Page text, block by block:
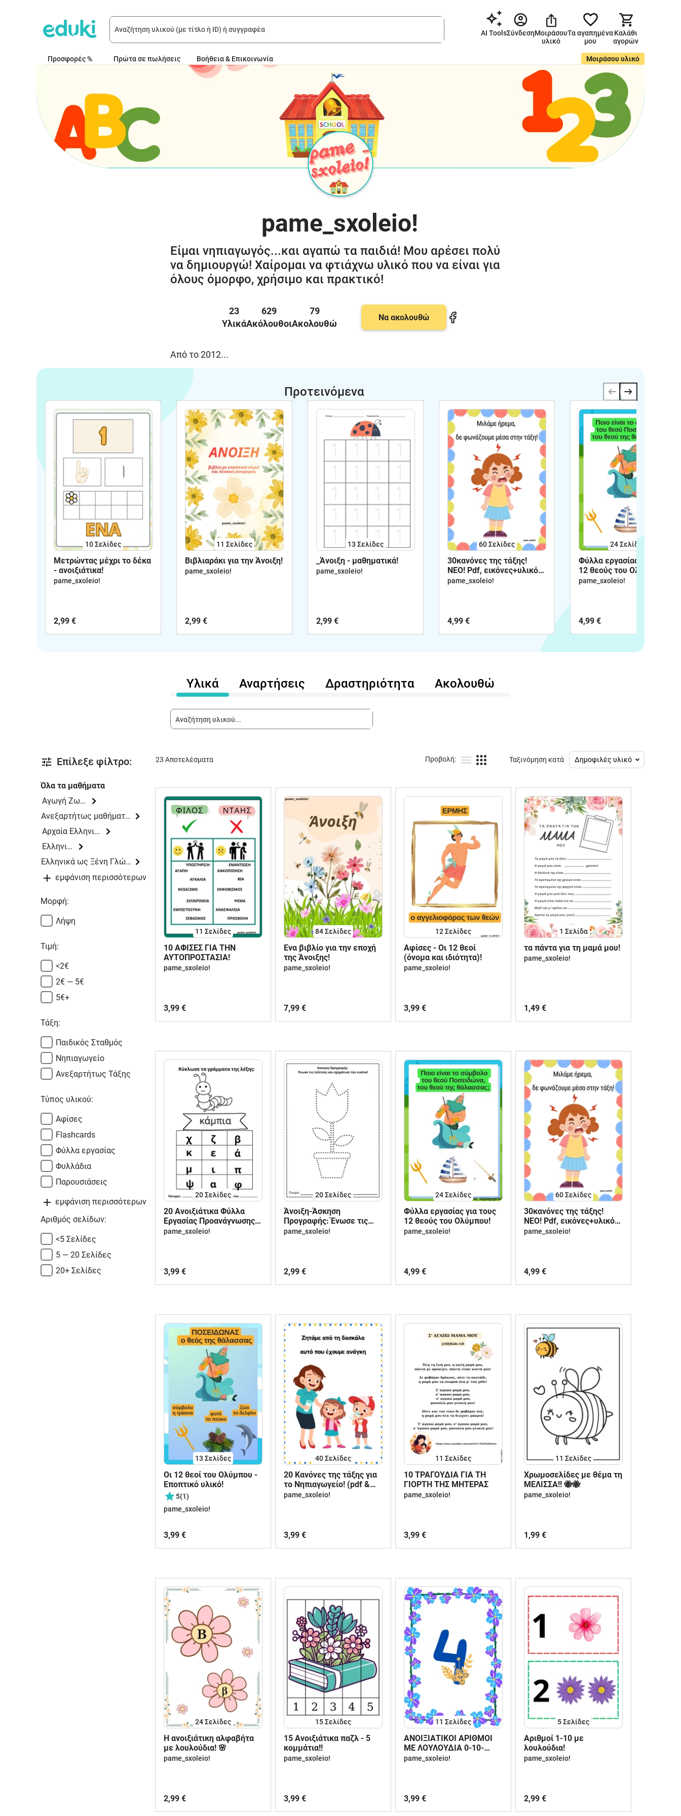
AI ToolsΣύνδεσηΜοιράσου
υλικό
Τα αγαπημένα
μου
Καλάθι
αγορών
Προσφορές % Πρώτα σε πωλήσεις Μοιράσου υλικό
Βοήθεια & Επικοινωνία
pame_sxoleio!
Είμαι νηπιαγωγός...και αγαπώ τα παιδιά! Μου αρέσει πολύ
να δημιουργώ! Χαίρομαι να φτιάχνω υλικό που να είναι για
όλους όμορφο, χρήσιμο και πρακτικό!
23
Υλικά
629
Ακόλουθοι
79
Ακολουθώ
Να ακολουθώ
Από το 2012...
Προτεινόμενα
10Σελίδες
Μετρώντας μέχρι το δέκα
- ανοιξιάτικα!
pame_sxoleio!
2,99 €
11 Σελίδες
Βιβλιαράκι για την Άνοιξη!
pame_sxoleio!
2,99 €
13 Σελίδες
_Άνοιξη - μαθηματικά!
pame_sxoleio!
2,99 €
60Σελίδες
30κανόνες της τάξης!
ΝΕΟ! Pdf, εικόνες+υλικό
επεξεργασίας!
pame_sxoleio!
4,99 €
24Σελίδες
Φύλλα εργασίας για τους
12 θεούς του Ολύμπου!
pame_sxoleio!
4,99 €
Υλικά Αναρτήσεις Δραστηριότητα Ακολουθώ
Επίλεξε φίλτρο:
Όλα τα μαθήματα
Αγωγή Ζωής
Ανεξαρτήτως μαθήματος
Αρχαία Ελληνικά
Ελληνικά
Ελληνικά ως Ξένη Γλώσσα
εμφάνιση περισσότερων
Μορφή:
Λήψη
Τιμή:
<2€
2€ — 5€
5€+
Τάξη:
Παιδικός Σταθμός
Νηπιαγωγείο
Ανεξαρτήτως Τάξης
Τύπος υλικού:
Αφίσες
Flashcards
Φύλλα εργασίας
Φυλλάδια
Παρουσιάσεις
εμφάνιση περισσότερων
Αριθμός σελίδων:
<5 Σελίδες
5 — 20 Σελίδες
20+ Σελίδες
23 Αποτελέσματα Προβολή: Ταξινόμηση κατά Δημοφιλές υλικό
11 Σελίδες
10 ΑΦΙΣΕΣ ΓΙΑ ΤΗΝ
ΑΥΤΟΠΡΟΣΤΑΣΙΑ!
pame_sxoleio!
3,99 €
84Σελίδες
Ένα βιβλίο για την εποχή
της Άνοιξης!
pame_sxoleio!
7,99 €
12Σελίδες
Αφίσες - Οι 12 θεοί
(όνομα και ιδιότητα)!
pame_sxoleio!
3,99 €
1 Σελίδα
τα πάντα για τη μαμά μου!
pame_sxoleio!
1,49 €
20Σελίδες
20 Ανοιξιάτικα Φύλλα
Εργασίας Προανάγνωσης
με πεζά γράμματα🐞
pame_sxoleio!
3,99 €
20Σελίδες
Άνοιξη-Άσκηση
Προγραφής: Ένωσε τις
τελίτσες!!
pame_sxoleio!
2,99 €
24Σελίδες
Φύλλα εργασίας για τους
12 θεούς του Ολύμπου!
pame_sxoleio!
4,99 €
60Σελίδες
30κανόνες της τάξης!
ΝΕΟ! Pdf, εικόνες+υλικό
επεξεργασίας!
pame_sxoleio!
4,99 €
13 Σελίδες
Οι 12 θεοί του Ολύμπου -
Εποπτικό υλικό!
5(1)
pame_sxoleio!
3,99 €
40Σελίδες
20 Κανόνες της τάξης για
το Νηπιαγωγείο! (pdf &
εικόνες)
pame_sxoleio!
3,99 €
11 Σελίδες
10 ΤΡΑΓΟΥΔΙΑ ΓΙΑ ΤΗ
ΓΙΟΡΤΗ ΤΗΣ ΜΗΤΕΡΑΣ
pame_sxoleio!
3,99 €
11 Σελίδες
Χρωμοσελίδες με θέμα τη
ΜΕΛΙΣΣΑ!! 🐝🐝
pame_sxoleio!
1,99 €
24Σελίδες
H ανοιξιάτικη αλφαβήτα
με λουλούδια! 🌸
pame_sxoleio!
2,99 €
15Σελίδες
15 Ανοιξιάτικα παζλ - 5
κομμάτια!!
pame_sxoleio!
3,99 €
11 Σελίδες
ANOΙΞΙΑΤΙΚΟΙ ΑΡΙΘΜΟΙ
ΜΕ ΛΟΥΛΟΥΔΙΑ 0-10-
διακόσμηση τάξης! 🌸
pame_sxoleio!
3,99 €
5Σελίδες
Αριθμοί 1-10 με
λουλούδια!
pame_sxoleio!
2,99 €